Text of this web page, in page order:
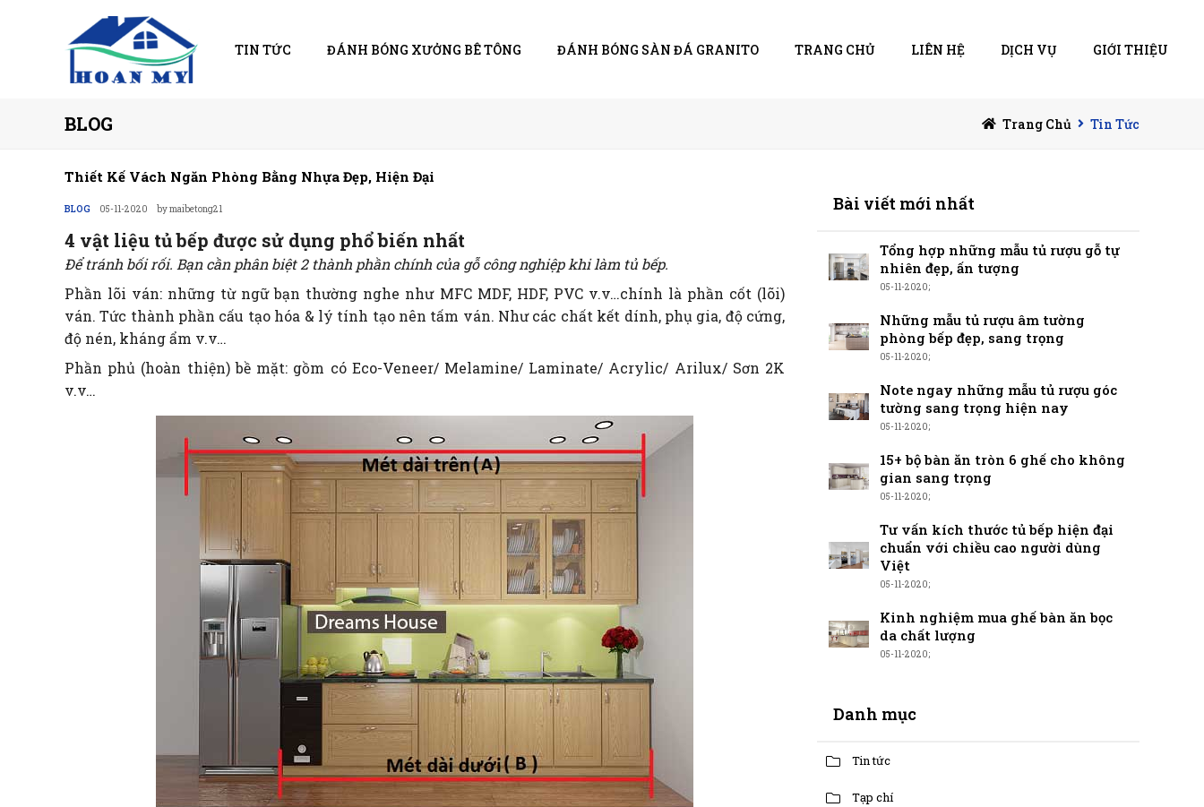
TIN TỨC ĐÁNH BÓNG XƯỞNG BÊ TÔNG ĐÁNH BÓNG SÀN ĐÁ GRANITO TRANG CHỦ LIÊN HỆ DỊCH VỤ GIỚI THIỆU
BLOG Trang Chủ Tin Tức
Thiết Kế Vách Ngăn Phòng Bằng Nhựa Đẹp, Hiện Đại
BLOG 05-11-2020 by maibetong21
4 vật liệu tủ bếp được sử dụng phổ biến nhất
Để tránh bối rối. Bạn cần phân biệt 2 thành phần chính của gỗ công nghiệp khi làm tủ bếp.
Phần lõi ván: những từ ngữ bạn thường nghe như MFC MDF, HDF, PVC v.v…chính là phần cốt (lõi)
ván. Tức thành phần cấu tạo hóa & lý tính tạo nên tấm ván. Như các chất kết dính, phụ gia, độ cứng,
độ nén, kháng ẩm v.v…
Phần phủ (hoàn thiện) bề mặt: gồm có Eco-Veneer/ Melamine/ Laminate/ Acrylic/ Arilux/ Sơn 2K
v.v…
Bài viết mới nhất
Tổng hợp những mẫu tủ rượu gỗ tự
nhiên đẹp, ấn tượng
05-11-2020;
Những mẫu tủ rượu âm tường
phòng bếp đẹp, sang trọng
05-11-2020;
Note ngay những mẫu tủ rượu góc
tường sang trọng hiện nay
05-11-2020;
15+ bộ bàn ăn tròn 6 ghế cho không
gian sang trọng
05-11-2020;
Tư vấn kích thước tủ bếp hiện đại
chuẩn với chiều cao người dùng
Việt
05-11-2020;
Kinh nghiệm mua ghế bàn ăn bọc
da chất lượng
05-11-2020;
Danh mục
Tin tức
Tạp chí